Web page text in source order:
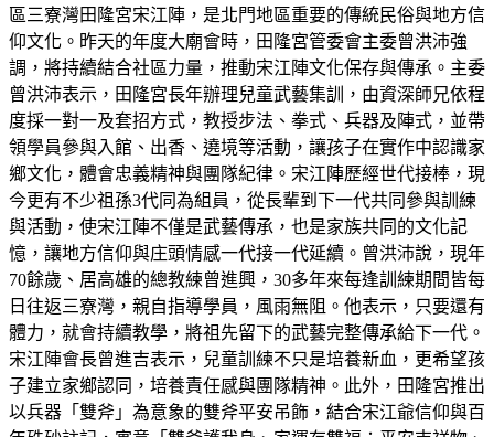
區三寮灣田隆宮宋江陣，是北門地區重要的傳統民俗與地方信
仰文化。昨天的年度大廟會時，田隆宮管委會主委曾洪沛強
調，將持續結合社區力量，推動宋江陣文化保存與傳承。主委
曾洪沛表示，田隆宮長年辦理兒童武藝集訓，由資深師兄依程
度採一對一及套招方式，教授步法、拳式、兵器及陣式，並帶
領學員參與入館、出香、遶境等活動，讓孩子在實作中認識家
鄉文化，體會忠義精神與團隊紀律。宋江陣歷經世代接棒，現
今更有不少祖孫3代同為組員，從長輩到下一代共同參與訓練
與活動，使宋江陣不僅是武藝傳承，也是家族共同的文化記
憶，讓地方信仰與庄頭情感一代接一代延續。曾洪沛說，現年
70餘歲、居高雄的總教練曾進興，30多年來每逢訓練期間皆每
日往返三寮灣，親自指導學員，風雨無阻。他表示，只要還有
體力，就會持續教學，將祖先留下的武藝完整傳承給下一代。
宋江陣會長曾進吉表示，兒童訓練不只是培養新血，更希望孩
子建立家鄉認同，培養責任感與團隊精神。此外，田隆宮推出
以兵器「雙斧」為意象的雙斧平安吊飾，結合宋江爺信仰與百